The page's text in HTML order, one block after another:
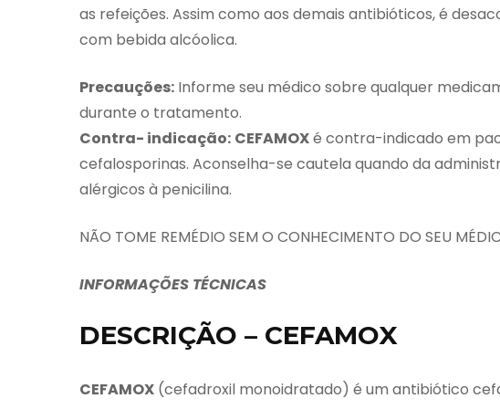
as refeições. Assim como aos demais antibióticos, é
com bebida alcóolica.
Precauções: Informe seu médico sobre qualquer
durante o tratamento.
Contra- indicação: CEFAMOXé contra-indicado em
cefalosporinas. Aconselha-se cautela quando da
alérgicos à penicilina.
NÃO TOME REMÉDIO SEM O CONHECIMENTO DO SEU
INFORMAÇÕES TÉCNICAS
DESCRIÇÃO – CEFAMOX
CEFAMOX (cefadroxil monoidratado) é um antibiótico